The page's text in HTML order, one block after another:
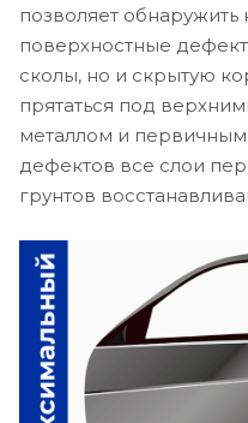
позволяет обнаружить
поверхностные
сколы, но и скрытую
прятаться под
металлом и
дефектов все слои
грунтов